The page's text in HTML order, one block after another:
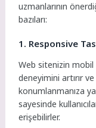
uzmanlarının
bazıları:
1. Responsive
Web sitenizin mobil
deneyimini artırır
konumlanmanıza
sayesinde
erişebilirler.